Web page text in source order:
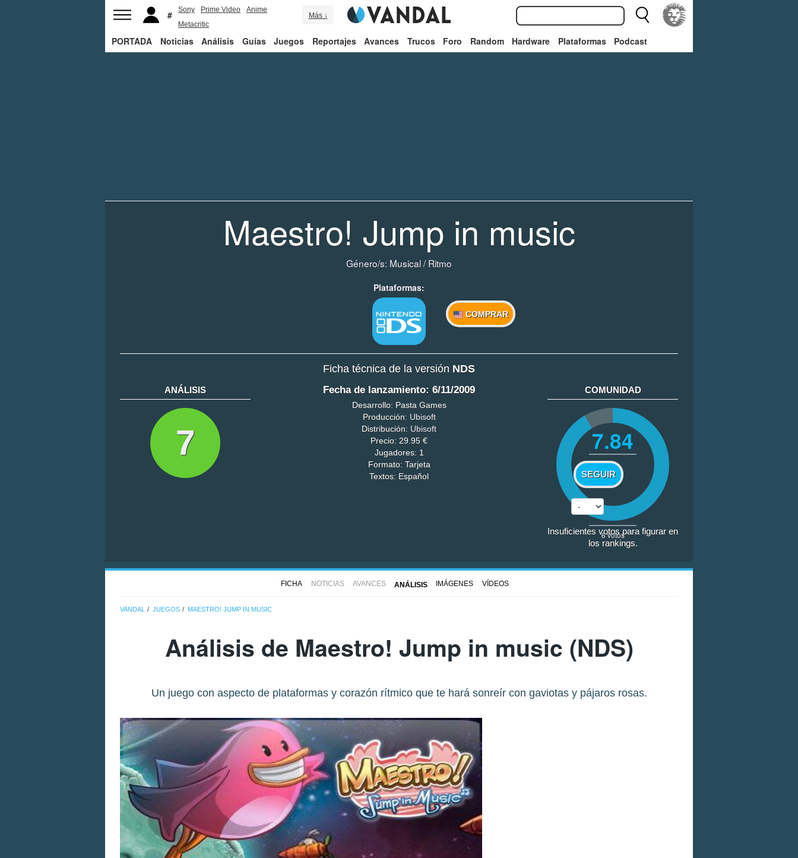
Sony Prime Video
Anime
Metacritic
Más ↓
PORTADA Noticias Análisis Guías Juegos Reportajes Avances Trucos Foro Random Hardware Plataformas Podcast
Maestro! Jump in music
Género/s: Musical/Ritmo
Plataformas:
COMPRAR
Ficha técnica de la versión NDS
ANÁLISIS
7
Fecha de lanzamiento: 6/11/2009
Desarrollo: Pasta Games
Producción: Ubisoft
Distribución: Ubisoft
Precio: 29.95 €
Jugadores: 1
Formato: Tarjeta
Textos: Español
COMUNIDAD
7.84
SEGUIR
6votos
Insuficientes votos para figurar en
los rankings.
FICHA NOTICIAS AVANCES ANÁLISIS IMÁGENES VÍDEOS
VANDAL JUEGOS MAESTRO! JUMP IN MUSIC
Análisis de Maestro! Jump in music (NDS)
Un juego con aspecto de plataformas y corazón rítmico que te hará sonreír con gaviotas y pájaros rosas.